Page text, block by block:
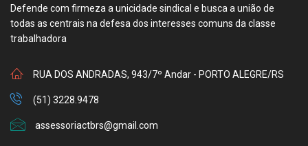
Defende com firmeza a unicidade sindical e busca a união de
todas as centrais na defesa dos interesses comuns da classe
trabalhadora
RUA DOS ANDRADAS, 943/7º Andar - PORTO ALEGRE/RS
(51) 3228.9478
assessoriactbrs@gmail.com